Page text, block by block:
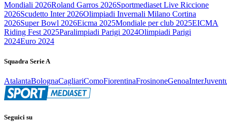
Mondiali 2026Roland Garros 2026Sportmediaset Live Riccione
2026Scudetto Inter 2026Olimpiadi Invernali Milano Cortina
2026Super Bowl 2026Eicma 2025Mondiale per club 2025EICMA
Riding Fest 2025Paralimpiadi Parigi 2024Olimpiadi Parigi
2024Euro 2024
Squadra Serie A
AtalantaBolognaCagliariComoFiorentinaFrosinoneGenoaInter
Seguici su